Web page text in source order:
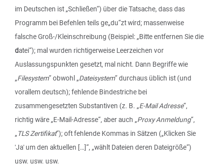
im Deutschen ist „Schließen“) über die Tatsache, dass das
Programm bei Befehlen teils ge„du“zt wird; massenweise
falsche Groß-/Kleinschreibung (Beispiel: „Bitte entfernen Sie die
datei“); mal wurden richtigerweise Leerzeichen vor
Auslassungspunkten gesetzt, mal nicht. Dann Begriffe wie
„Filesystem“ obwohl „Dateisystem“ durchaus üblich ist (und
vorallem deutsch); fehlende Bindestriche bei
zusammengesetzten Substantiven (z. B. „E-Mail Adresse“,
richtig wäre „E-Mail-Adresse“, aber auch „Proxy Anmeldung“,
„TLS Zertifikat“); oft fehlende Kommas in Sätzen („Klicken Sie
'Ja' um den aktuellen […]“, „wählt Dateien deren Dateigröße“)
usw. usw. usw.